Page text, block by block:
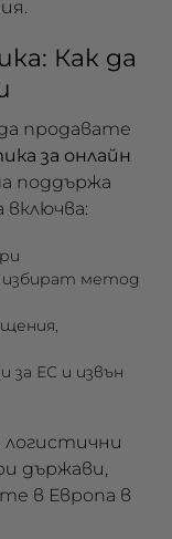
Как да
продавате
за онлайн
поддържа
избират метод
за ЕС и извън
логистични
държави,
в Европа в